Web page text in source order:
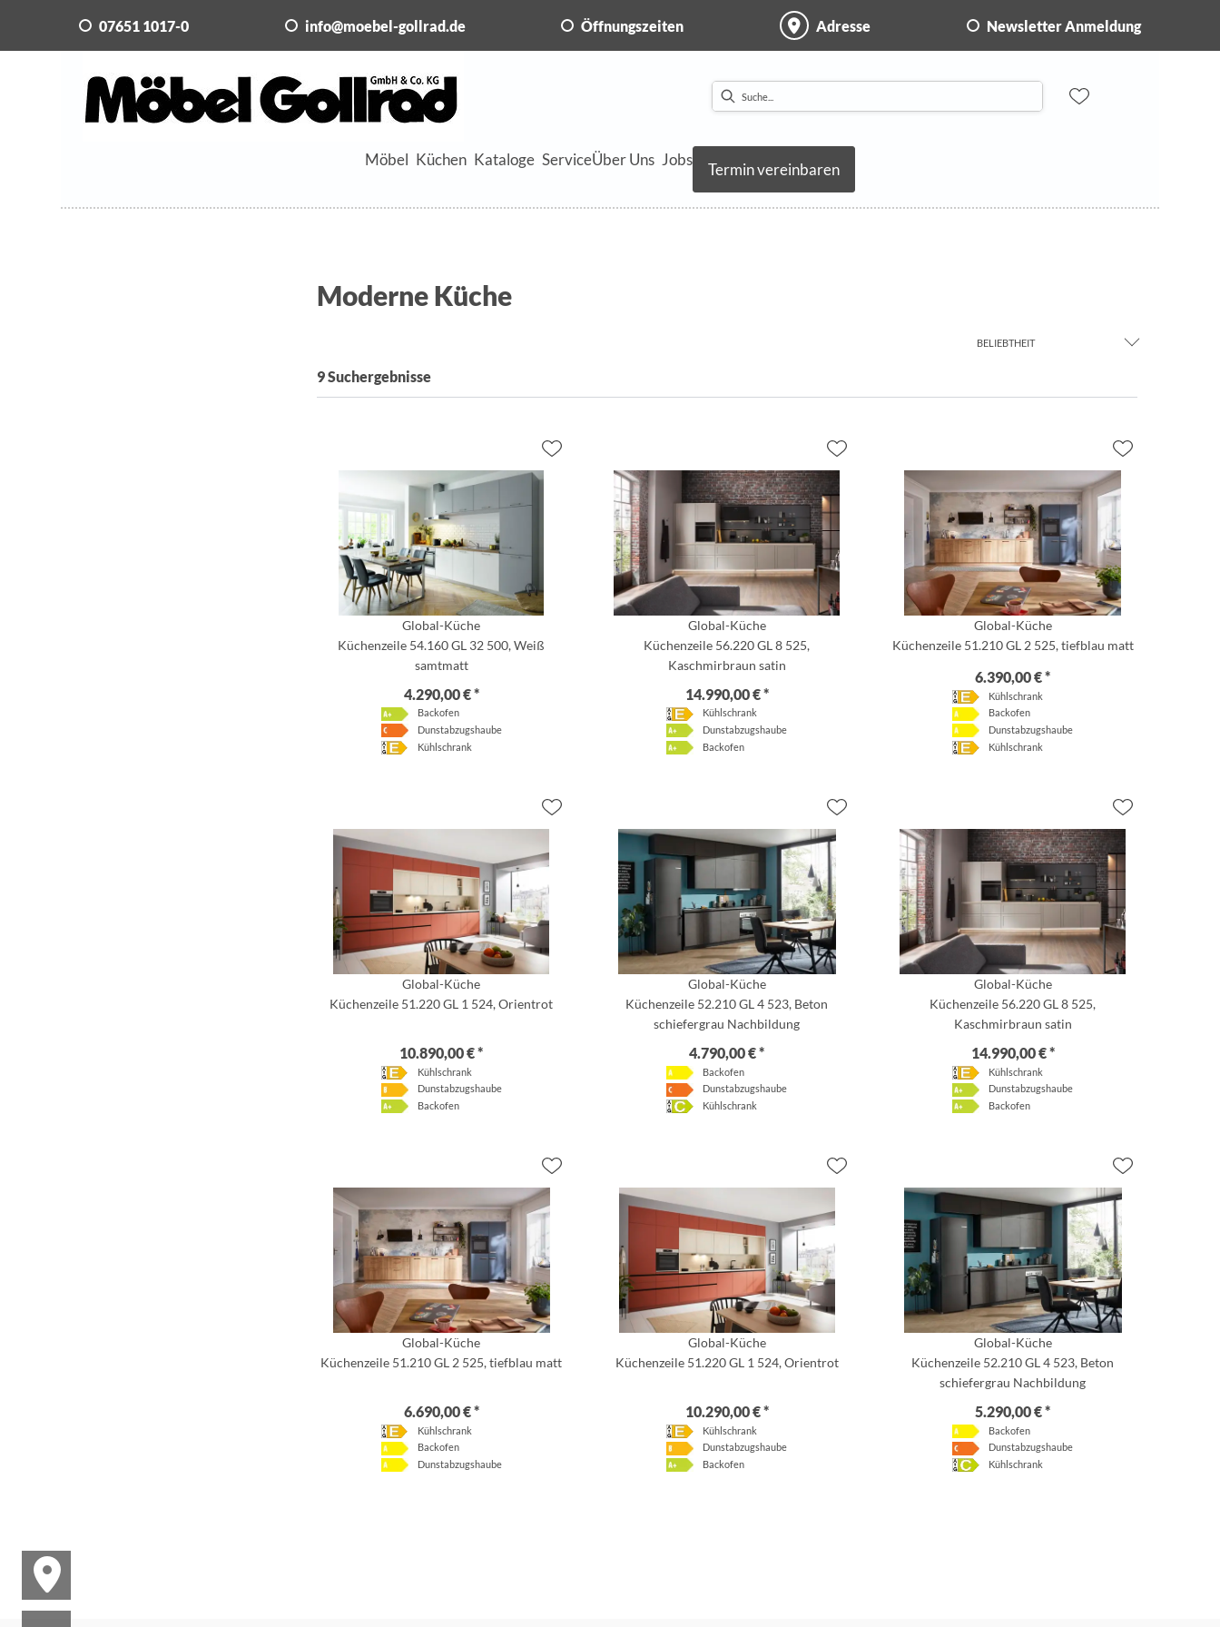
07651 1017-0 info@moebel-gollrad.de Öffnungszeiten Adresse Newsletter Anmeldung
Möbel Küchen Kataloge ServiceÜber Uns Jobs
Termin vereinbaren
Moderne Küche
BELIEBTHEIT
9 Suchergebnisse
Global-Küche
Küchenzeile 54.160 GL 32 500, Weiß
samtmatt
4.290,00 € *
Backofen
Dunstabzugshaube
Kühlschrank
Global-Küche
Küchenzeile 56.220 GL 8 525,
Kaschmirbraun satin
14.990,00 € *
Kühlschrank
Dunstabzugshaube
Backofen
Global-Küche
Küchenzeile 51.210 GL 2 525, tiefblau matt
6.390,00 € *
Kühlschrank
Backofen
Dunstabzugshaube
Kühlschrank
Global-Küche
Küchenzeile 51.220 GL 1 524, Orientrot
10.890,00 € *
Kühlschrank
Dunstabzugshaube
Backofen
Global-Küche
Küchenzeile 52.210 GL 4 523, Beton
schiefergrau Nachbildung
4.790,00 € *
Backofen
Dunstabzugshaube
Kühlschrank
Global-Küche
Küchenzeile 56.220 GL 8 525,
Kaschmirbraun satin
14.990,00 € *
Kühlschrank
Dunstabzugshaube
Backofen
Global-Küche
Küchenzeile 51.210 GL 2 525, tiefblau matt
6.690,00 € *
Kühlschrank
Backofen
Dunstabzugshaube
Global-Küche
Küchenzeile 51.220 GL 1 524, Orientrot
10.290,00 € *
Kühlschrank
Dunstabzugshaube
Backofen
Global-Küche
Küchenzeile 52.210 GL 4 523, Beton
schiefergrau Nachbildung
5.290,00 € *
Backofen
Dunstabzugshaube
Kühlschrank